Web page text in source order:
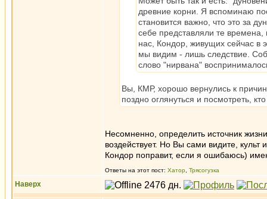
древние корни. Я вспоминаю
становится важно, что это за
себе представляли те времена,
нас, Кондор, живущих сейчас в
мы видим - лишь следствие.
слово "нирвана"
Вы, КМР, хорошо вернулись к
поздно оглянуться и посмотреть,
Несомненно, определить источник
воздействует. Но Вы сами видите,
Кондор поправит, если я ошибаюсь)
Ответы на этот пост: Хатор Трясогузка
Наверх